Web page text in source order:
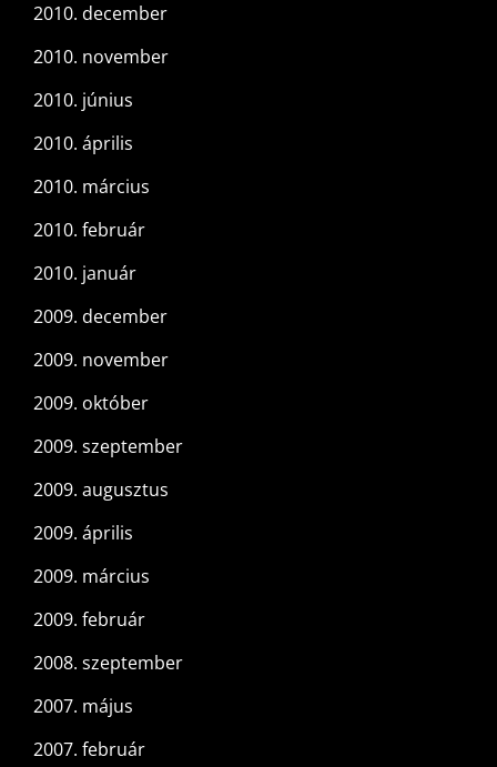
2010. december
2010. november
2010. június
2010. április
2010. március
2010. február
2010. január
2009. december
2009. november
2009. október
2009. szeptember
2009. augusztus
2009. április
2009. március
2009. február
2008. szeptember
2007. május
2007. február